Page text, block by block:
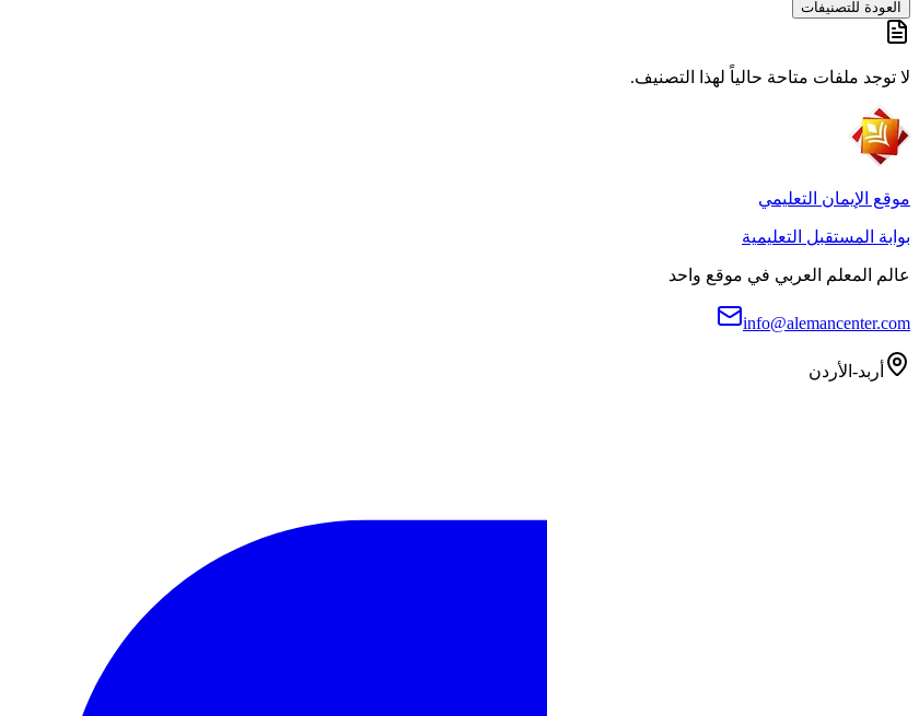
العودة للتصنيفات
لا توجد ملفات متاحة حالياً لهذا التصنيف.
موقع الإيمان التعليمي
بوابة المستقبل التعليمية
عالم المعلم العربي في موقع واحد
info@alemancenter.com
أربد-الأردن